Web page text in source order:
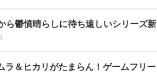
ら鬱憤晴らしに待ち遠しいシリーズ新
＆ヒカリがたまらん！ゲームフリー